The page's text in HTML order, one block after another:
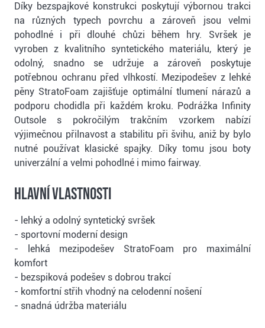
Díky bezspajkové konstrukci poskytují výbornou trakci
na různých typech povrchu a zároveň jsou velmi
pohodlné i při dlouhé chůzi během hry. Svršek je
vyroben z kvalitního syntetického materiálu, který je
odolný, snadno se udržuje a zároveň poskytuje
potřebnou ochranu před vlhkostí. Mezipodešev z lehké
pěny StratoFoam zajišťuje optimální tlumení nárazů a
podporu chodidla při každém kroku. Podrážka Infinity
Outsole s pokročilým trakčním vzorkem nabízí
výjimečnou přilnavost a stabilitu při švihu, aniž by bylo
nutné používat klasické spajky. Díky tomu jsou boty
univerzální a velmi pohodlné i mimo fairway.
Hlavní vlastnosti
- lehký a odolný syntetický svršek
- sportovní moderní design
- lehká mezipodešev StratoFoam pro maximální
komfort
- bezspiková podešev s dobrou trakcí
- komfortní střih vhodný na celodenní nošení
- snadná údržba materiálu